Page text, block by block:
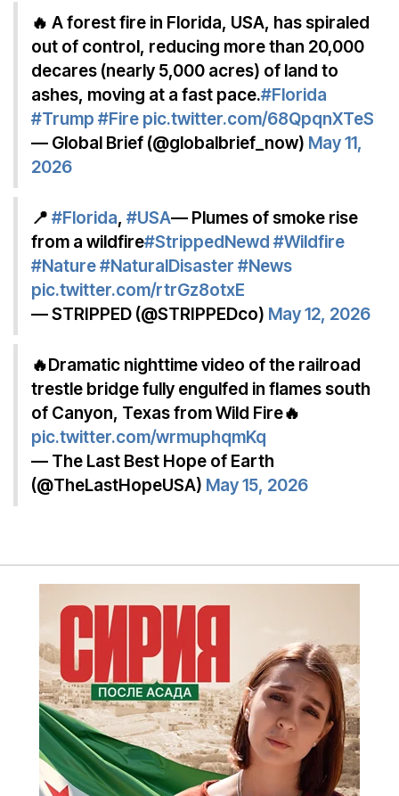
🔥 A forest fire in Florida, USA, has spiraled
out of control, reducing more than 20,000
decares (nearly 5,000 acres) of land to
ashes, moving at a fast pace.#Florida
#Trump #Fire pic.twitter.com/68QpqnXTeS
— Global Brief (@globalbrief_now) May 11,
2026
📍 #Florida, #USA— Plumes of smoke rise
from a wildfire#StrippedNewd #Wildfire
#Nature#NaturalDisaster #News
pic.twitter.com/rtrGz8otxE
— STRIPPED (@STRIPPEDco) May 12, 2026
🔥Dramatic nighttime video of the railroad
trestle bridge fully engulfed in flames south
of Canyon, Texas from Wild Fire🔥
pic.twitter.com/wrmuphqmKq
— The Last Best Hope of Earth
(@TheLastHopeUSA) May 15, 2026